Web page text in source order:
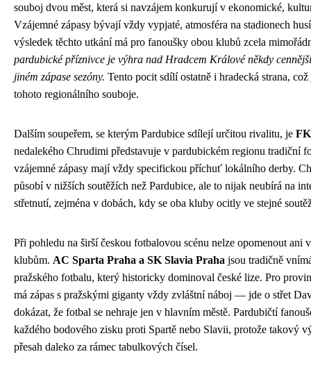
souboj dvou měst, která si navzájem konkurují v ekonomické,
Vzájemné zápasy bývají vždy vypjaté, atmosféra na stadionech
výsledek těchto utkání má pro fanoušky obou klubů zcela
pardubické příznivce je výhra nad Hradcem Králové někdy
jiném zápase sezóny. Tento pocit sdílí ostatně i hradecká strana,
tohoto regionálního souboje.
Dalším soupeřem, se kterým Pardubice sdílejí určitou rivalitu, je
nedalekého Chrudimi představuje v pardubickém regionu tradiční
vzájemné zápasy mají vždy specifickou příchuť lokálního derby.
působí v nižších soutěžích než Pardubice, ale to nijak neubírá na
střetnutí, zejména v dobách, kdy se oba kluby ocitly ve stejné
Při pohledu na širší českou fotbalovou scénu nelze opomenout ani
klubům. AC Sparta Praha a SK Slavia Praha jsou tradičně
pražského fotbalu, který historicky dominoval české lize. Pro
má zápas s pražskými giganty vždy zvláštní náboj — jde o střet
dokázat, že fotbal se nehraje jen v hlavním městě. Pardubičtí
každého bodového zisku proti Spartě nebo Slavii, protože takový
přesah daleko za rámec tabulkových čísel.